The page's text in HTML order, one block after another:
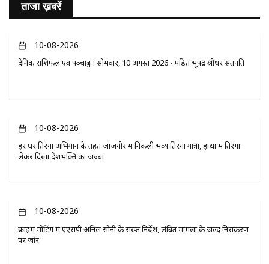
ताजा ख़बरें
10-08-2026
दैनिक राशिफल एवं पञ्चाङ्ग : सोमवार, 10 अगस्त 2026 - पंडित भूपेंद्र श्रीधर सतपति
10-08-2026
हर घर तिरंगा अभियान के तहत जांजगीर में निकली भव्य तिरंगा यात्रा, हाथों में तिरंगा
लेकर दिखा देशभक्ति का जज्बा
10-08-2026
क्राइम मीटिंग में एएसपी अनिल सोनी के सख्त निर्देश, लंबित मामलों के जल्द निराकरण
पर जोर